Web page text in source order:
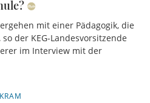
mit einer Pädagogik, die
der KEG-Landesvorsitzende
im Interview mit der